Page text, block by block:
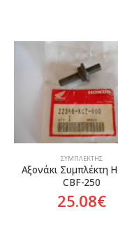
ΣΥΜΠΛΈΚΤΗΣ
Αξονάκι Συμπλέκτη
CBF-250
25.08€